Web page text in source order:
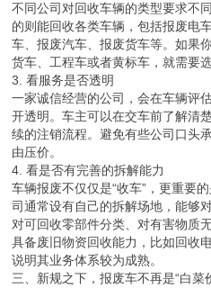
不同公司对回收车辆的类型要求不
的则能回收各类车辆，包括报废电
车、报废汽车、报废货车等。如果
货车、工程车或者黄标车，就需要
3. 看服务是否透明
一家诚信经营的公司，会在车辆评
开透明。车主可以在交车前了解清
续的注销流程。避免有些公司口头
由压价。
4. 看是否有完善的拆解能力
车辆报废不仅仅是“收车”，更重要
司通常设有自己的拆解场地，能够
对可回收零部件分类、对有害物质
具备废旧物资回收能力，比如回收
说明其业务体系较为成熟。
三、新规之下，报废车不再是“白菜